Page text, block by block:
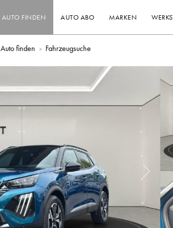
AUTO FINDEN AUTO ABO MARKEN
Auto finden Fahrzeugsuche